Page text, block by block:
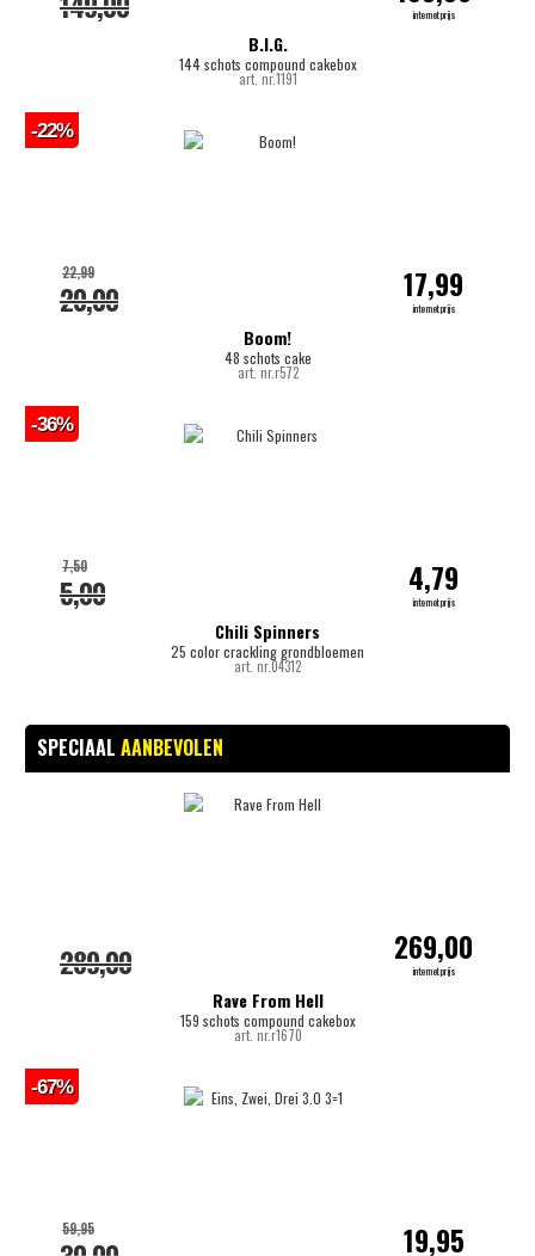
B.I.G.
144 schots compound cakebox
art. nr.1191
internetprijs
Boom!
48 schots cake
art. nr.r572
20,00
22,99 17,99
internetprijs
-22%
Chili Spinners
25 color crackling grondbloemen
art. nr.04312
5,00
7,50 4,79
internetprijs
-36%
SPECIAAL AANBEVOLEN
Rave From Hell
159 schots compound cakebox
art. nr.r1670
289,00 269,00
internetprijs
59,95 19,95
-67%